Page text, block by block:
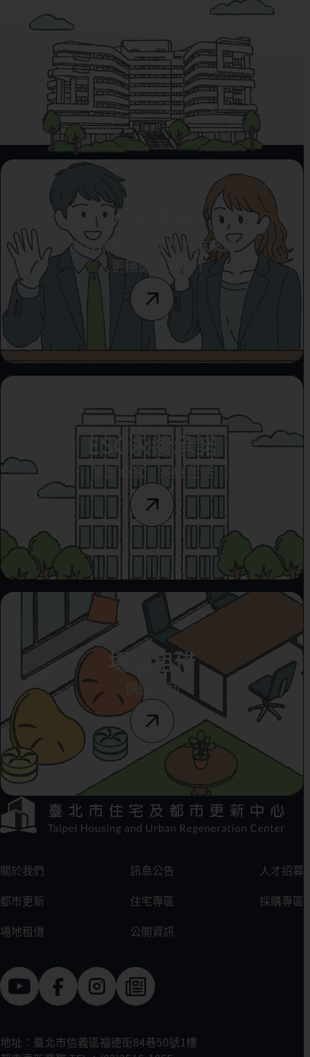
人才招募
加入我們，為臺北的未來注
入更穩健的力量！
ESG永續承諾
開創心家，美好生活
場地租借
快速便利
方選單連結區
:::
關於我們 訊息公告
人才招募
都市更新
住宅專區
採購專區
場地租借
公開資訊
地址：臺北市信義區福德街84巷50號1樓